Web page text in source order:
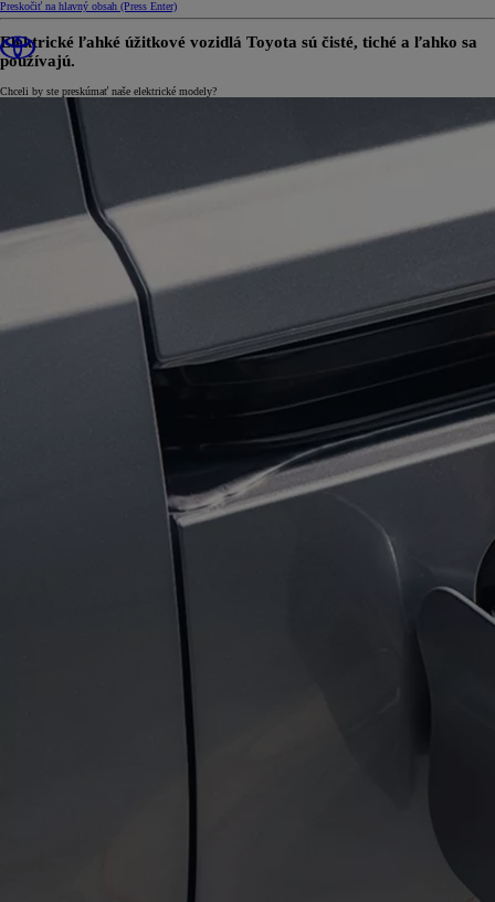
Preskočiť na hlavný obsah (Press Enter)
Elektrické ľahké úžitkové vozidlá Toyota sú čisté, tiché a ľahko sa
používajú.
Chceli by ste preskúmať naše elektrické modely?